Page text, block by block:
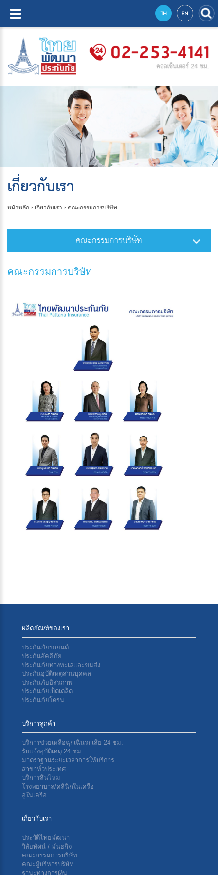
TH EN
เกี่ยวกับเรา
หน้าหลัก > เกี่ยวกับเรา > คณะกรรมการบริษัท
คณะกรรมการบริษัท
คณะกรรมการบริษัท
ผลิตภัณฑ์ของเรา
ประกันภัยรถยนต์
ประกันอัคคีภัย
ประกันภัยทางทะเลเเละขนส่ง
ประกันอุบัติเหตุส่วนบุคคล
ประกันภัยอิสรภาพ
ประกันภัยเบ็ดเตล็ด
ประกันภัยโดรน
บริการลูกค้า
บริการช่วยเหลือฉุกเฉินรถเสีย 24 ชม.
รับแจ้งอุบัติเหตุ 24 ชม.
มาตราฐานระยะเวลาการให้บริการ
สาขาทั่วประเทศ
บริการสินไหม
โรงพยาบาล/คลินิกในเครือ
อู่ในเครือ
เกี่ยวกับเรา
ประวัติไทยพัฒนา
วิสัยทัศน์ / พันธกิจ
คณะกรรมการบริษัท
คณะผู้บริหารบริษัท
ฐานะทางการเงิน